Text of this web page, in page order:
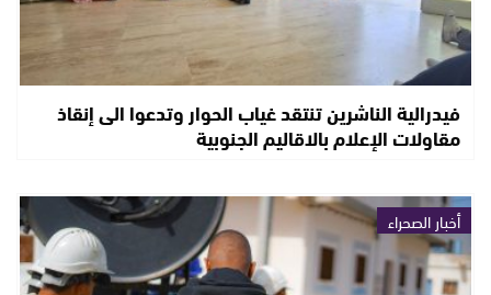
فيدرالية الناشرين تنتقد غياب الحوار وتدعوا الى إنقاذ
مقاولات الإعلام بالاقاليم الجنوبية
أخبار الصحراء